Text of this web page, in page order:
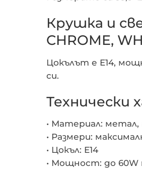
Крушка и
CHROME,
Цокълът е E14,
си.
Технически
• Материал:
• Размери:
• Цокъл: E14
• Мощност: до 60W